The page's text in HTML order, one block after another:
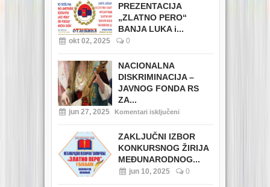
PREZENTACIJA
„ZLATNO PERO“
BANJA LUKA i...
okt 02, 2025 0
NACIONALNA
DISKRIMINACIJA –
JAVNOG FONDA RS
ZA...
jun 27, 2025 Komentari isključeni
ZAKLJUČNI IZBOR
KONKURSNOG ŽIRIJA
MEĐUNARODNOG...
jun 10, 2025 0